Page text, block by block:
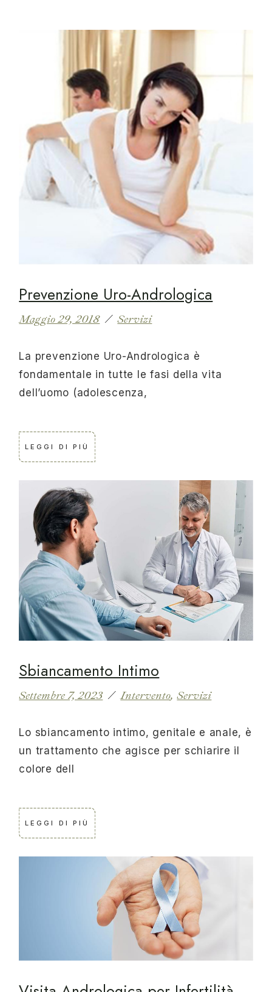
Prevenzione Uro-Andrologica
Maggio 29, 2018 Servizi
La prevenzione Uro-Andrologica è
fondamentale in tutte le fasi della vita
dell’uomo (adolescenza,
LEGGI DI PIÙ
Sbiancamento Intimo
Settembre 7, 2023 Intervento Servizi
Lo sbiancamento intimo, genitale e anale, è
un trattamento che agisce per schiarire il
colore dell
LEGGI DI PIÙ